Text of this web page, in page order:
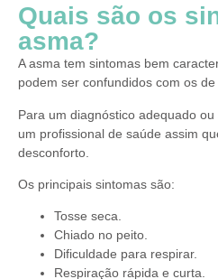
Quais são os
asma?
A asma tem sintomas bem
podem ser confundidos com os de
Para um diagnóstico adequado
um profissional de saúde assim
desconforto.
Os principais sintomas são:
Tosse seca.
Chiado no peito.
Dificuldade para respirar.
Respiração rápida e curta.